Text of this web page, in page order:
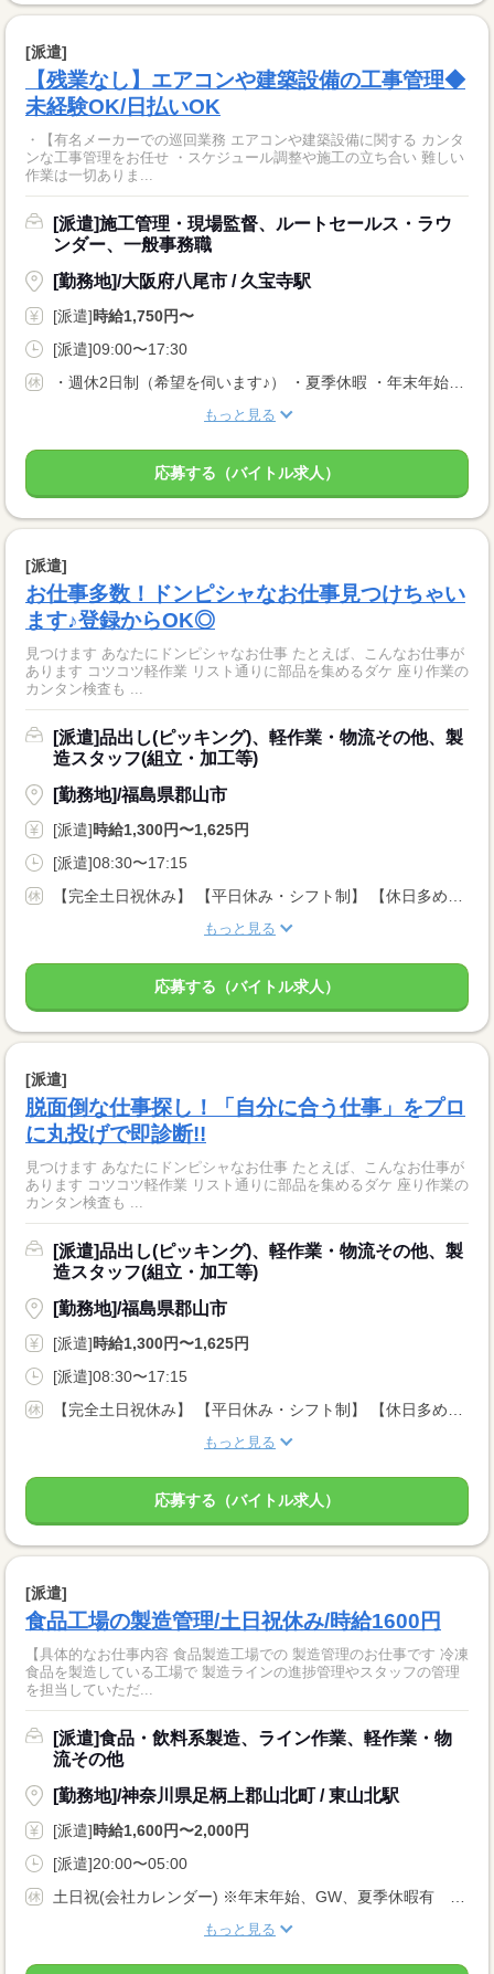
[派遣]
【残業なし】エアコンや建築設備の工事管理◆
未経験OK/日払いOK
・【有名メーカーでの巡回業務 エアコンや建築設備に関する カンタ
ンな工事管理をお任せ ・スケジュール調整や施工の立ち合い 難しい
作業は一切ありま...
[派遣]施工管理・現場監督、ルートセールス・ラウ
ンダー、一般事務職
[勤務地]/大阪府八尾市 / 久宝寺駅
[派遣]時給1,750円〜
[派遣]09:00〜17:30
もっと見る
応募する（バイトル求人）
[派遣]
お仕事多数！ドンピシャなお仕事見つけちゃい
ます♪登録からOK◎
見つけます あなたにドンピシャなお仕事 たとえば、こんなお仕事が
あります コツコツ軽作業 リスト通りに部品を集めるダケ 座り作業の
カンタン検査も ...
[派遣]品出し(ピッキング)、軽作業・物流その他、製
造スタッフ(組立・加工等)
[勤務地]/福島県郡山市
[派遣]時給1,300円〜1,625円
[派遣]08:30〜17:15
もっと見る
応募する（バイトル求人）
[派遣]
脱面倒な仕事探し！「自分に合う仕事」をプロ
に丸投げで即診断!!
見つけます あなたにドンピシャなお仕事 たとえば、こんなお仕事が
あります コツコツ軽作業 リスト通りに部品を集めるダケ 座り作業の
カンタン検査も ...
[派遣]品出し(ピッキング)、軽作業・物流その他、製
造スタッフ(組立・加工等)
[勤務地]/福島県郡山市
[派遣]時給1,300円〜1,625円
[派遣]08:30〜17:15
もっと見る
応募する（バイトル求人）
[派遣]
食品工場の製造管理/土日祝休み/時給1600円
【具体的なお仕事内容 食品製造工場での 製造管理のお仕事です 冷凍
食品を製造している工場で 製造ラインの進捗管理やスタッフの管理
を担当していただ...
[派遣]食品・飲料系製造、ライン作業、軽作業・物
流その他
[勤務地]/神奈川県足柄上郡山北町 / 東山北駅
[派遣]時給1,600円〜2,000円
[派遣]20:00〜05:00
もっと見る